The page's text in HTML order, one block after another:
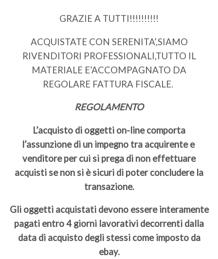
GRAZIE A TUTTI!!!!!!!!!!
ACQUISTATE CON SERENITA’,SIAMO
RIVENDITORI PROFESSIONALI,TUTTO IL
MATERIALE E’ACCOMPAGNATO DA
REGOLARE FATTURA FISCALE.
REGOLAMENTO
L’acquisto di oggetti on-line comporta
l’assunzione di un impegno tra acquirente e
venditore per cui si prega di non effettuare
acquisti se non si è sicuri di poter concludere la
transazione.
Gli oggetti acquistati devono essere interamente
pagati entro 4 giorni lavorativi decorrenti dalla
data di acquisto degli stessi come imposto da
ebay.